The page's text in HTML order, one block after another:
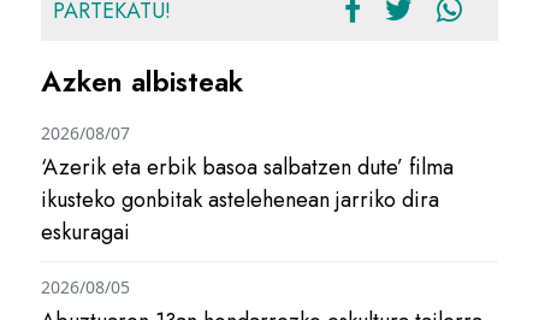
PARTEKATU!
Azken albisteak
‘Azerik eta erbik basoa salbatzen dute’ filma
ikusteko gonbitak astelehenean jarriko dira
eskuragai
2026/08/07
2026/08/05